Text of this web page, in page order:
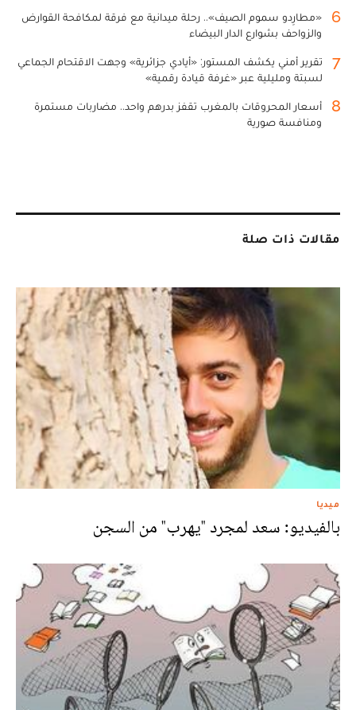
6
«مطارِدو سموم الصيف».. رحلة ميدانية مع فرقة لمكافحة القوارض
والزواحف بشوارع الدار البيضاء
7
تقرير أمني يكشف المستور: «أيادي جزائرية» وجهت الاقتحام الجماعي
لسبتة ومليلية عبر «غرفة قيادة رقمية»
8
أسعار المحروقات بالمغرب تقفز بدرهم واحد.. مضاربات مستمرة
ومنافسة صورية
مقالات ذات صلة
ميديا
بالفيديو: سعد لمجرد "يهرب" من السجن